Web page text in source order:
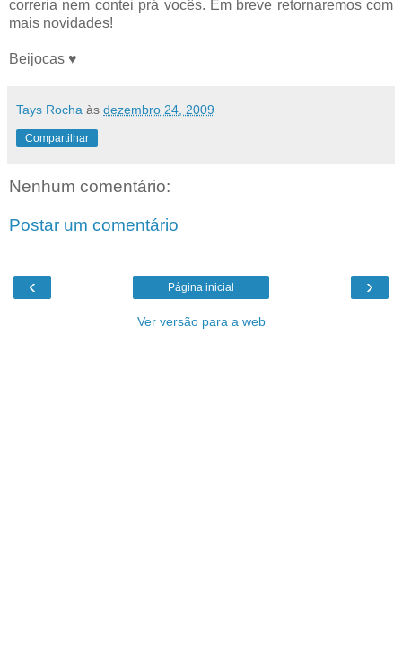
correria nem contei prá vocês. Em breve retornaremos com
mais novidades!
Beijocas ♥
Tays Rocha às dezembro 24, 2009
Compartilhar
Nenhum comentário:
Postar um comentário
‹ ›
Página inicial
Ver versão para a web